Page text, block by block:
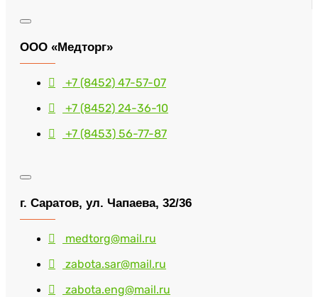
ООО «Медторг»
+7 (8452) 47-57-07
+7 (8452) 24-36-10
+7 (8453) 56-77-87
г. Саратов, ул. Чапаева, 32/36
medtorg@mail.ru
zabota.sar@mail.ru
zabota.eng@mail.ru